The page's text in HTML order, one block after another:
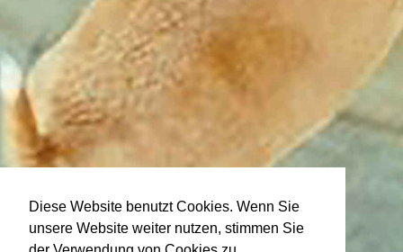
Diese Website benutzt Cookies. Wenn Sie
unsere Website weiter nutzen, stimmen Sie